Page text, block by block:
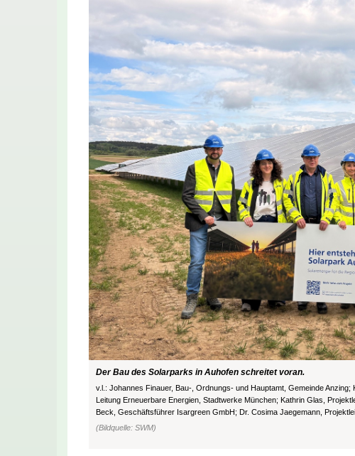
Der Bau des Solarparks in Auhofen schreitet voran.
v.l.: Johannes Finauer, Bau-, Ordnungs- und Hauptamt, Gemeinde
Leitung Erneuerbare Energien, Stadtwerke München; Kathrin Glas,
Beck, Geschäftsführer Isargreen GmbH; Dr. Cosima Jaegemann,
(Bildquelle: SWM)